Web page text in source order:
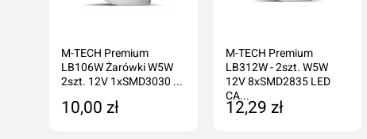
M-TECH Premium
LB106W Żarówki W5W
2szt. 12V 1xSMD3030 ...
10,00 zł
M-TECH Premium
LB312W - 2szt. W5W
12V 8xSMD2835 LED
CA...
12,29 zł